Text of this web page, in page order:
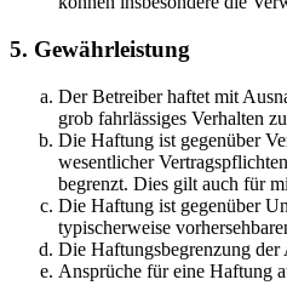
5. Gewährleistung
Der Betreiber haftet mit
grob fahrlässiges Verhalten
Die Haftung ist gegenüber
wesentlicher
begrenzt. Dies gilt auch für
Die Haftung ist gegenüber
typischerweise
Die Haftungsbegrenzung der
Ansprüche für eine Haftung